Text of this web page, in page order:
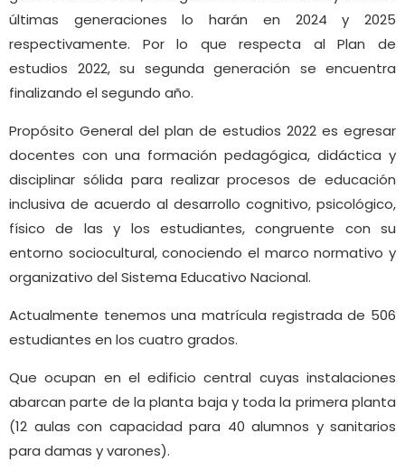
últimas generaciones lo harán en 2024 y 2025
respectivamente. Por lo que respecta al Plan de
estudios 2022, su segunda generación se encuentra
finalizando el segundo año.
Propósito General del plan de estudios 2022 es egresar
docentes con una formación pedagógica, didáctica y
disciplinar sólida para realizar procesos de educación
inclusiva de acuerdo al desarrollo cognitivo, psicológico,
físico de las y los estudiantes, congruente con su
entorno sociocultural, conociendo el marco normativo y
organizativo del Sistema Educativo Nacional.
Actualmente tenemos una matrícula registrada de 506
estudiantes en los cuatro grados.
Que ocupan en el edificio central cuyas instalaciones
abarcan parte de la planta baja y toda la primera planta
(12 aulas con capacidad para 40 alumnos y sanitarios
para damas y varones).